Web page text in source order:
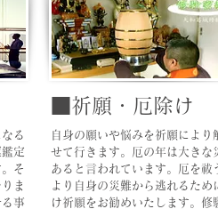
る
定
そ
ま
事
■祈願・厄除け
自身の願いや悩みを祈願により
せて行きます。厄の年は大きな
あると言われています。厄を祓
より自身の災難から逃れるため
け祈願をお勧めいたします。修